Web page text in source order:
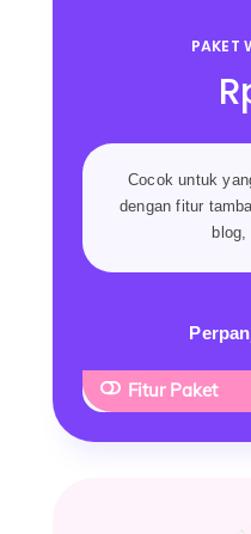
PAKET
Cocok untuk
dengan fitur
blog,
Fitur Paket